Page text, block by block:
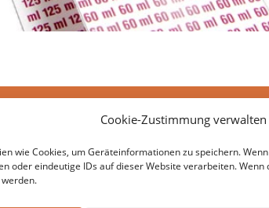
Cookie-Zustimmung verwalten
wie Cookies, um Geräteinformationen zu speichern.
oder eindeutige IDs auf dieser Website verarbeiten.